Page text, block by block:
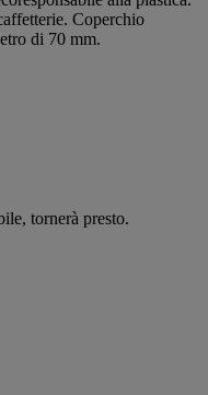
Coperchio
di 70 mm.
tornerà presto.